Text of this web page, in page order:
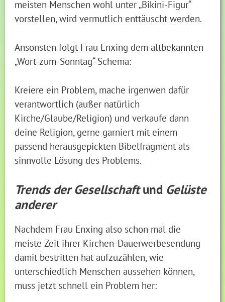
meisten Menschen wohl unter „Bikini-Figur“
vorstellen, wird vermutlich enttäuscht werden.
Ansonsten folgt Frau Enxing dem altbekannten
„Wort-zum-Sonntag“-Schema:
Kreiere ein Problem, mache irgenwen dafür
verantwortlich (außer natürlich
Kirche/Glaube/Religion) und verkaufe dann
deine Religion, gerne garniert mit einem
passend herausgepickten Bibelfragment als
sinnvolle Lösung des Problems.
Trends der Gesellschaftund Gelüste
anderer
Nachdem Frau Enxing also schon mal die
meiste Zeit ihrer Kirchen-Dauerwerbesendung
damit bestritten hat aufzuzählen, wie
unterschiedlich Menschen aussehen können,
muss jetzt schnell ein Problem her: